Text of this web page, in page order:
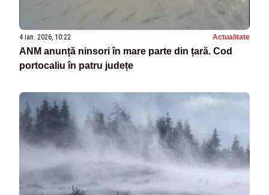
4 ian. 2026, 10:22 Actualitate
ANM anunță ninsori în mare parte din țară. Cod
portocaliu în patru județe